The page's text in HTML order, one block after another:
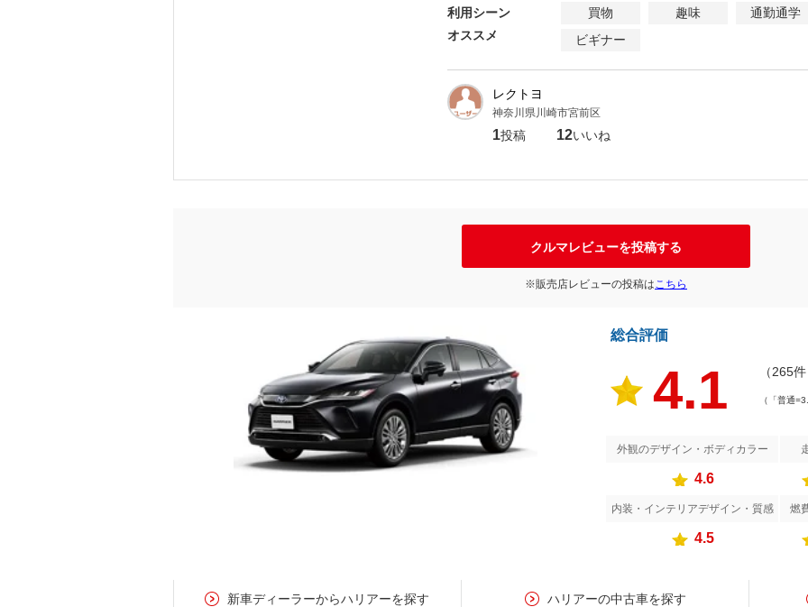
利用シーン 買物 趣味
通勤通学
オススメ
ビギナー
レクトヨ
神奈川県川崎市宮前区
1投稿 12いいね
クルマレビューを投稿する
※販売店レビューの投稿はこちら
総合評価
4.1 （265
（「普通
外観のデザイン・ボディカラー
4.6
内装・インテリアデザイン・質感 燃
4.5
新車ディーラーからハリアーを探す ハリアーの中古車を探す